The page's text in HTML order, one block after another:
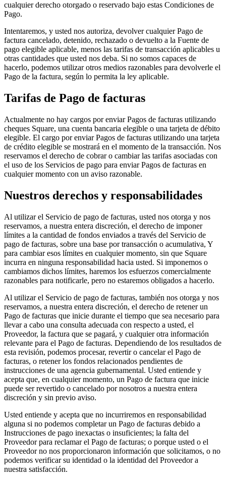
cualquier derecho otorgado o reservado bajo estas Condiciones de
Pago.
Intentaremos, y usted nos autoriza, devolver cualquier Pago de
factura cancelado, detenido, rechazado o devuelto a la Fuente de
pago elegible aplicable, menos las tarifas de transacción aplicables u
otras cantidades que usted nos deba. Si no somos capaces de
hacerlo, podemos utilizar otros medios razonables para devolverle el
Pago de la factura, según lo permita la ley aplicable.
Tarifas de Pago de facturas
Actualmente no hay cargos por enviar Pagos de facturas utilizando
cheques Square, una cuenta bancaria elegible o una tarjeta de débito
elegible. El cargo por enviar Pagos de facturas utilizando una tarjeta
de crédito elegible se mostrará en el momento de la transacción. Nos
reservamos el derecho de cobrar o cambiar las tarifas asociadas con
el uso de los Servicios de pago para enviar Pagos de facturas en
cualquier momento con un aviso razonable.
Nuestros derechos y responsabilidades
Al utilizar el Servicio de pago de facturas, usted nos otorga y nos
reservamos, a nuestra entera discreción, el derecho de imponer
límites a la cantidad de fondos enviados a través del Servicio de
pago de facturas, sobre una base por transacción o acumulativa, Y
para cambiar esos límites en cualquier momento, sin que Square
incurra en ninguna responsabilidad hacia usted. Si imponemos o
cambiamos dichos límites, haremos los esfuerzos comercialmente
razonables para notificarle, pero no estaremos obligados a hacerlo.
Al utilizar el Servicio de pago de facturas, también nos otorga y nos
reservamos, a nuestra entera discreción, el derecho de retener un
Pago de facturas que inicie durante el tiempo que sea necesario para
llevar a cabo una consulta adecuada con respecto a usted, el
Proveedor, la factura que se pagará, y cualquier otra información
relevante para el Pago de facturas. Dependiendo de los resultados de
esta revisión, podemos procesar, revertir o cancelar el Pago de
facturas, o retener los fondos relacionados pendientes de
instrucciones de una agencia gubernamental. Usted entiende y
acepta que, en cualquier momento, un Pago de factura que inicie
puede ser revertido o cancelado por nosotros a nuestra entera
discreción y sin previo aviso.
Usted entiende y acepta que no incurriremos en responsabilidad
alguna si no podemos completar un Pago de facturas debido a
Instrucciones de pago inexactas o insuficientes; la falta del
Proveedor para reclamar el Pago de facturas; o porque usted o el
Proveedor no nos proporcionaron información que solicitamos, o no
podemos verificar su identidad o la identidad del Proveedor a
nuestra satisfacción.